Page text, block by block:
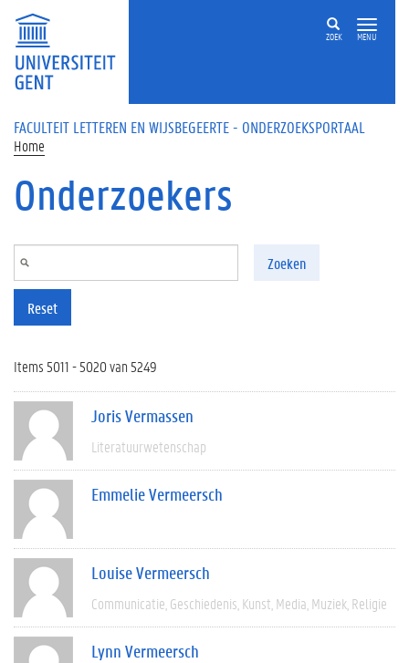
Overslaan en naar de inhoud gaan
ZOEK MENU
FACULTEIT LETTEREN EN WIJSBEGEERTE - ONDERZOEKSPORTAAL
Home
Onderzoekers
Zoeken
Reset
Items 5011 - 5020 van 5249
Joris Vermassen
Literatuurwetenschap
Emmelie Vermeersch
Louise Vermeersch
Communicatie Geschiedenis Kunst Media Muziek Religie
Lynn Vermeersch